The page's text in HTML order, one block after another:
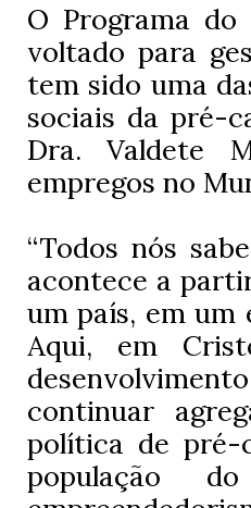
O Programa do
voltado para
tem sido uma
sociais da pré-
Dra. Valdete
empregos no
“Todos nós
acontece a
um país, em um
Aqui, em
continuar
política de pré-
população